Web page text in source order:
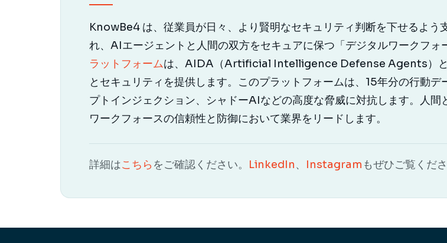
KnowBe4 は、従業員が日々、より賢明なセキュリティ判断を下せるよ
れ、AIエージェントと人間の双方をセキュアに保つ「デジタルワークフォ
ラットフォームは、AIDA（Artificial Intelligence Defense Agents）と
とセキュリティを提供します。このプラットフォームは、15年分の行動
プトインジェクション、シャドーAIなどの高度な脅威に対抗します。人
ワークフォースの信頼性と防御において業界をリードします。
詳細はこちら をご確認ください。 LinkedIn、 Instagram もぜひご覧くださ